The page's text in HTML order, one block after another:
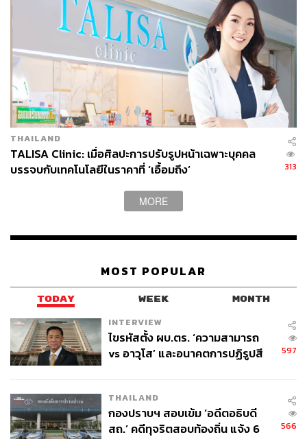
ใช่ เวลาเรามองเห็นโรคผิวหนัง เราจะมองว่ามัน
ไม่น่าดูเลย มันดูน่ารังเกียจ มันดูเป็นแดงๆ ขุยๆ บางทีก็เป็น
โรคติดเชื้ออะไรอย่างนี้ แต่ ณ ตอนนั้นที่เราได้เรียนไปเรื่อยๆ
เราจะเริ่มรู้สึกว่ามันมีศาสตร์อื่นอีกนะ ในด้านของผิวหนัง คือ
นอกจากการทำให้คนหายจากโรคบางอย่างที่มันดูไม่
สวยงาม มันสามารถทำให้คนดูสวย ดูดีขึ้นได้ด้วย
ในยุคนั้นหมอออยเคยมีประสบการณ์เข้าคลินิกบ้างไหม
หมอออย:มีค่ะ เราก็จะต้องมีเรื่องของสิวนะคะ รอยสิว ก็เคย
เข้าไปปรึกษาคุณหมอว่าจะรักษาอย่างไรอะไรแบบนี้
THAILAND
TALISA Clinic: เมื่อศิลปะการปรับรูปหน้าเฉพาะบุคคล
บรรจบกับเทคโนโลยีในราคาที่ ‘เอื้อมถึง’
313
MORE
MOST POPULAR
TODAY WEEK MONTH
INTERVIEW
ไขรหัสตั้ง ผบ.ตร. ‘ความสามารถ
vs อาวุโส’ และอนาคตการปฏิรูปสี
597
THAILAND
กองปราบฯ สอบเข้ม ‘อดีตอธิบดี
สถ.’ คดีทุจริตสอบท้องถิ่น แจ้ง 6
566